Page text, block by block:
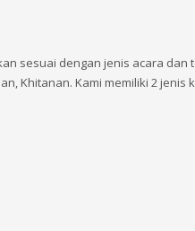
sesuai dengan jenis acara dan
Khitanan. Kami memiliki 2 jenis